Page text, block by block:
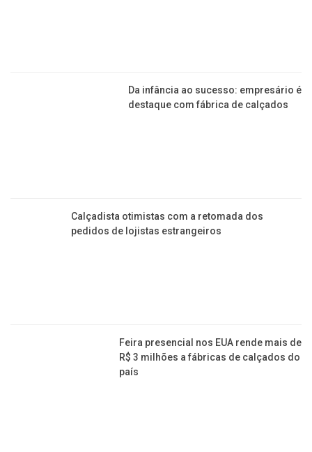
Da infância ao sucesso: empresário é
destaque com fábrica de calçados
Calçadista otimistas com a retomada dos
pedidos de lojistas estrangeiros
Feira presencial nos EUA rende mais de
R$ 3 milhões a fábricas de calçados do
país